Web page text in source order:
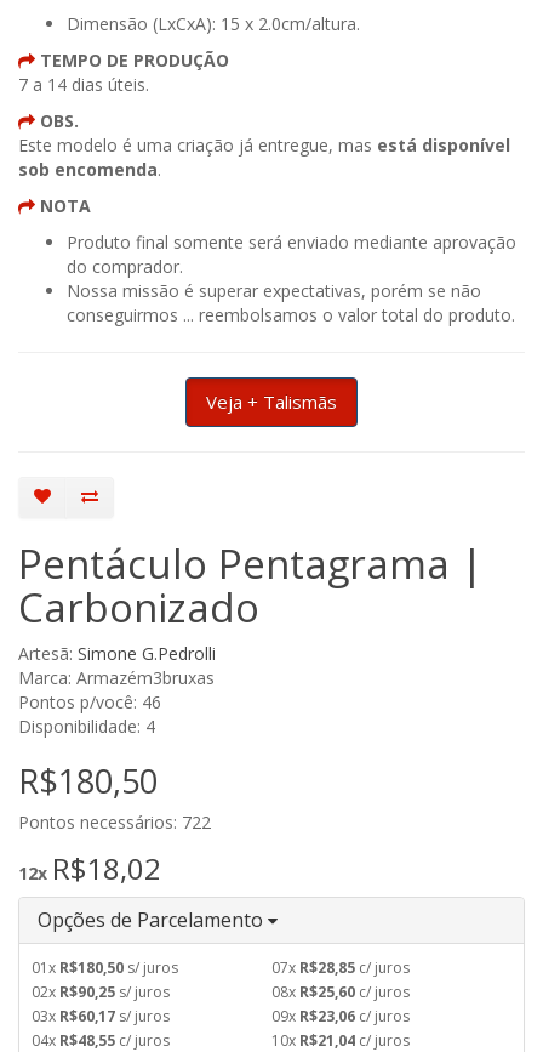
Dimensão (LxCxA): 15 x 2.0cm/altura.
TEMPO DE PRODUÇÃO
7 a 14 dias úteis.
OBS.
Este modelo é uma criação já entregue, mas está disponível
sob encomenda.
NOTA
Produto final somente será enviado mediante aprovação
do comprador.
Nossa missão é superar expectativas, porém se não
conseguirmos ... reembolsamos o valor total do produto.
Veja + Talismãs
Pentáculo Pentagrama |
Carbonizado
Artesã: Simone G.Pedrolli
Marca: Armazém3bruxas
Pontos p/você: 46
Disponibilidade: 4
R$180,50
Pontos necessários: 722
12x R$18,02
Opções de Parcelamento
01x R$180,50 s/ juros
02x R$90,25 s/ juros
03x R$60,17 s/ juros
04x R$48,55 c/ juros
07x R$28,85 c/ juros
08x R$25,60 c/ juros
09x R$23,06 c/ juros
10x R$21,04 c/ juros